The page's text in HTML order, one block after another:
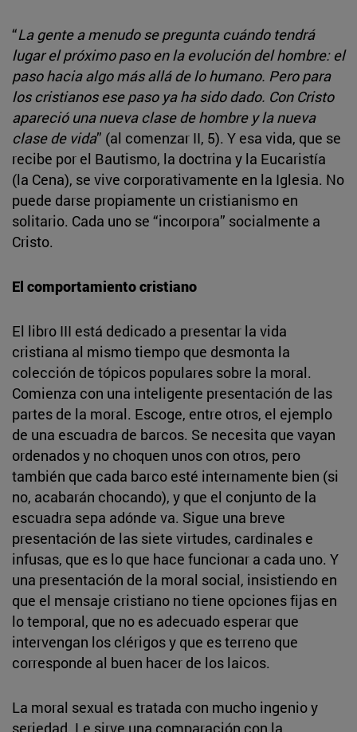
“La gente a menudo se pregunta cuándo tendrá
lugar el próximo paso en la evolución del hombre: el
paso hacia algo más allá de lo humano. Pero para
los cristianos ese paso ya ha sido dado. Con Cristo
apareció una nueva clase de hombre y la nueva
clase de vida” (al comenzar II, 5). Y esa vida, que se
recibe por el Bautismo, la doctrina y la Eucaristía
(la Cena), se vive corporativamente en la Iglesia. No
puede darse propiamente un cristianismo en
solitario. Cada uno se “incorpora” socialmente a
Cristo.
El comportamiento cristiano
El libro III está dedicado a presentar la vida
cristiana al mismo tiempo que desmonta la
colección de tópicos populares sobre la moral.
Comienza con una inteligente presentación de las
partes de la moral. Escoge, entre otros, el ejemplo
de una escuadra de barcos. Se necesita que vayan
ordenados y no choquen unos con otros, pero
también que cada barco esté internamente bien (si
no, acabarán chocando), y que el conjunto de la
escuadra sepa adónde va. Sigue una breve
presentación de las siete virtudes, cardinales e
infusas, que es lo que hace funcionar a cada uno. Y
una presentación de la moral social, insistiendo en
que el mensaje cristiano no tiene opciones fijas en
lo temporal, que no es adecuado esperar que
intervengan los clérigos y que es terreno que
corresponde al buen hacer de los laicos.
La moral sexual es tratada con mucho ingenio y
seriedad. Le sirve una comparación con la